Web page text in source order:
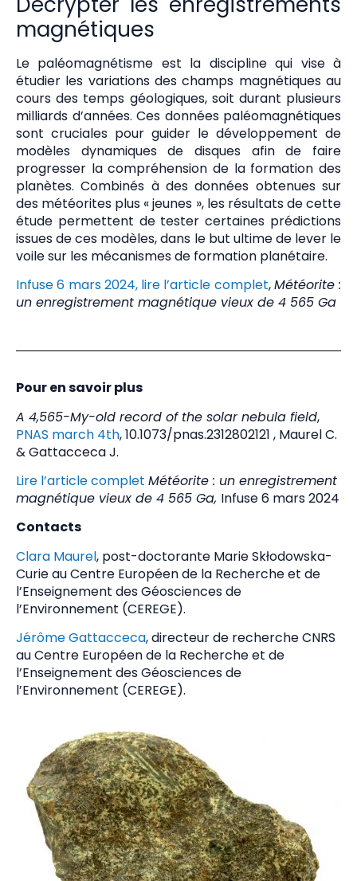
magnétiques
Le paléomagnétisme est la discipline qui vise à
étudier les variations des champs magnétiques au
cours des temps géologiques, soit durant plusieurs
milliards d’années. Ces données paléomagnétiques
sont cruciales pour guider le développement de
modèles dynamiques de disques afin de faire
progresser la compréhension de la formation des
planètes. Combinés à des données obtenues sur
des météorites plus « jeunes », les résultats de cette
étude permettent de tester certaines prédictions
issues de ces modèles, dans le but ultime de lever le
voile sur les mécanismes de formation planétaire.
Infuse 6 mars 2024, lire l’article complet,Météorite :
un enregistrement magnétique vieux de 4 565 Ga
Pour en savoir plus
A 4,565-My-old record of the solar nebula field,
PNAS march 4th, 10.1073/pnas.2312802121 , Maurel C.
& Gattacceca J.
Lire l’article complet Météorite : un enregistrement
magnétique vieux de 4 565 Ga, Infuse 6 mars 2024
Contacts
Clara Maurel, post-doctorante Marie Skłodowska-
Curie au Centre Européen de la Recherche et de
l’Enseignement des Géosciences de
l’Environnement (CEREGE).
Jérôme Gattacceca, directeur de recherche CNRS
au Centre Européen de la Recherche et de
l’Enseignement des Géosciences de
l’Environnement (CEREGE).